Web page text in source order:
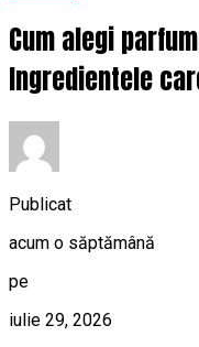
Cum alegi
Ingredientele
Publicat
acum o săptămână
pe
iulie 29, 2026